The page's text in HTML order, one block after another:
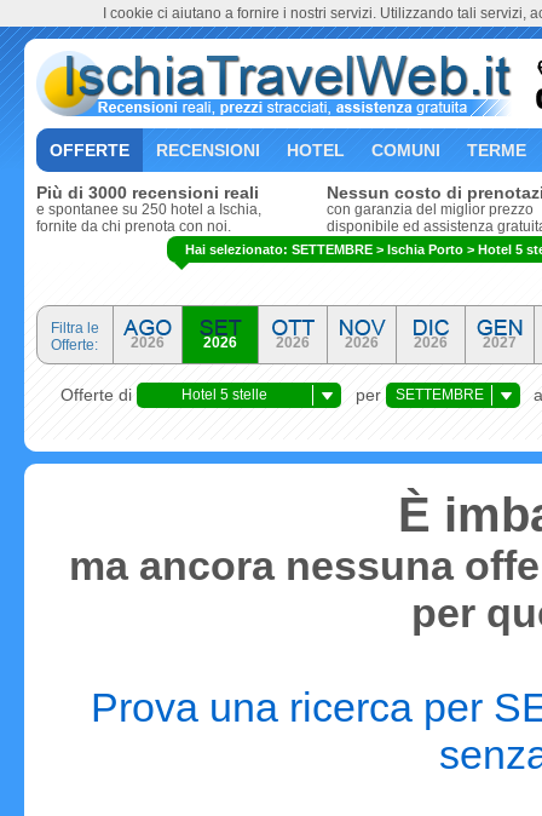
OFFERTE RECENSIONI HOTEL COMUNI TERME
Più di 3000 recensioni reali
e spontanee su 250 hotel a Ischia,
fornite da chi prenota con noi.
Nessun costo di
con garanzia del miglior prezzo
disponibile ed assistenza
Filtra le
Offerte:
2026 2026 2026 2026 2026 2027
Offerte di Hotel 5 stelle per SETTEMBRE
È
ma ancora nessuna
per
Prova una ricerca per
Hai selezionato: SETTEMBRE > Ischia Porto > Hotel 5
I cookie ci aiutano a fornire i nostri servizi. Utilizzando tali servizi,